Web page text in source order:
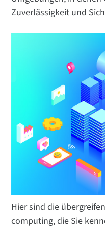
Zuverlässigkeit und
Hier sind die
computing, die Sie